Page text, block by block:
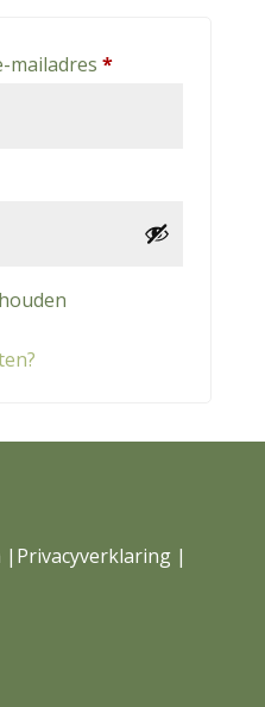
mailadres *Vereist
| Privacyverklaring |